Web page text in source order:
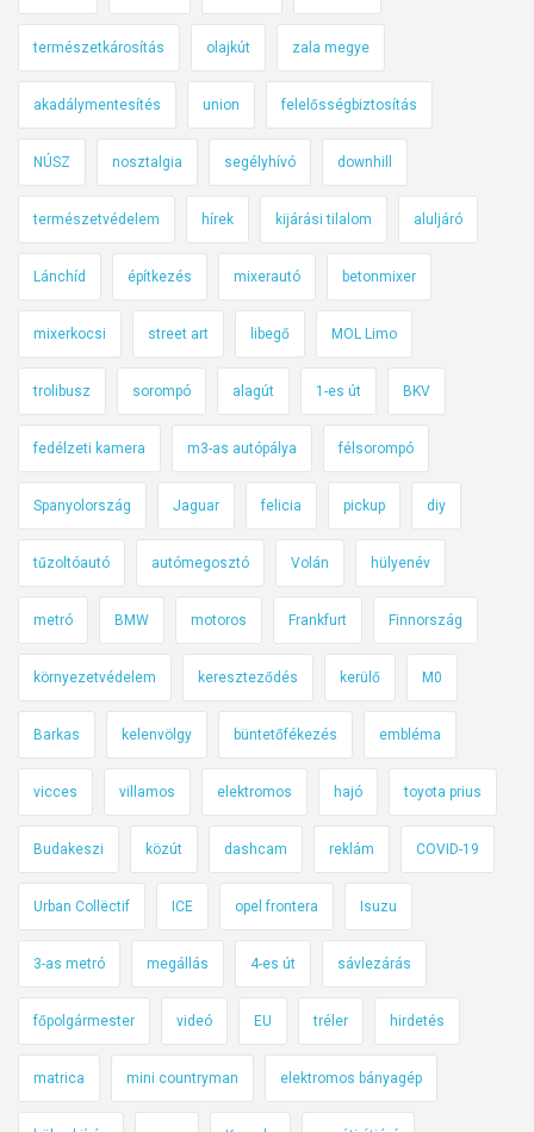
l
e
m
k
v
é
é
n
y
t
n
r
e
y
k
o
n
k
t
o
h
i
d
d
természetkárosítás olajkút zala megye
akadálymentesítés union felelősségbiztosítás
NÚSZ nosztalgia segélyhívó downhill
természetvédelem hírek kijárási tilalom aluljáró
Lánchíd építkezés mixerautó betonmixer
mixerkocsi street art libegő MOL Limo
trolibusz sorompó alagút 1-es út BKV
fedélzeti kamera m3-as autópálya félsorompó
Spanyolország Jaguar felicia pickup diy
tűzoltóautó autómegosztó Volán hülyenév
metró BMW motoros Frankfurt Finnország
környezetvédelem kereszteződés kerülő M0
Barkas kelenvölgy büntetőfékezés embléma
vicces villamos elektromos hajó toyota prius
Budakeszi közút dashcam reklám COVID-19
Urban Collëctif ICE opel frontera Isuzu
3-as metró megállás 4-es út sávlezárás
főpolgármester videó EU tréler hirdetés
matrica mini countryman elektromos bányagép